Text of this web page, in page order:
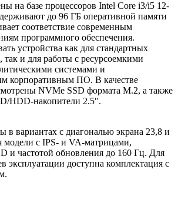
на базе процессоров Intel Core i3/i5 12-
до 96 ГБ оперативной памяти
соответствие современным
программного обеспечения.
устройства как для стандартных
и для работы с ресурсоемкими
системами и
корпоративным ПО. В качестве
NVMe SSD формата M.2, а также
HDD-накопители 2.5″.
в вариантах с диагональю экрана 23,8 и
с IPS- и VA-матрицами,
и частотой обновления до 160 Гц. Для
эксплуатации доступна комплектация с